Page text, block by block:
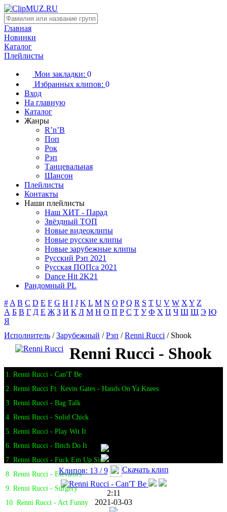
Главная
Новинки
Каталог
Плейлисты
Мои закладки: 0
Избранных клипов: 0
Вход
На главную
Каталог
Жанры
R’n’B
Поп
Рок
Рэп
Танцевальная
Шансон
Плейлисты
Контакты
Наши плейлисты
Наш ХИТ - Парад
Звёздный ТОП
Новые видеоклипы
Новые русские клипы
Новые зарубежные клипы
Русский Рэп 2021
Русская ПОПса 2021
Dance Hit 2K21
Рандомный PL
# A B C D E F G H I J K L M N O P Q R S T U V W X Y Z
А Б В Г Д Е Ж З И К Л М Н О П Р С Т У Ф Х Ц Ч Ш Щ Э Ю
Я
Исполнитель /Зарубежный /Рэп /Renni Rucci / Shook
Renni Rucci - Shook
1. Renni Rucci - Can'T Be
2. Renni Rucci Ft. Kevin Gates - Hands On Ya Knees
3. Renni Rucci - Bag Talk
4. Renni Rucci - Solid Chick
5. Renni Rucci - Play Wit It
6. Renni Rucci - Bitch Do It
7. Renni Rucci - Fuck Em Up Sis
8. Renni Rucci - Elevators
9. Renni Rucci - Surgery
10. Renni Rucci - Act Funny
Клипов: 13 / 9 Скачать клип
2:11
2021-03-03